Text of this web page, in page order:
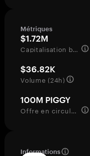
Métriques
$1.72M
Capitalisation boursière
$36.82K
Volume (24h)
100M PIGGY
Offre en circulation
Informations